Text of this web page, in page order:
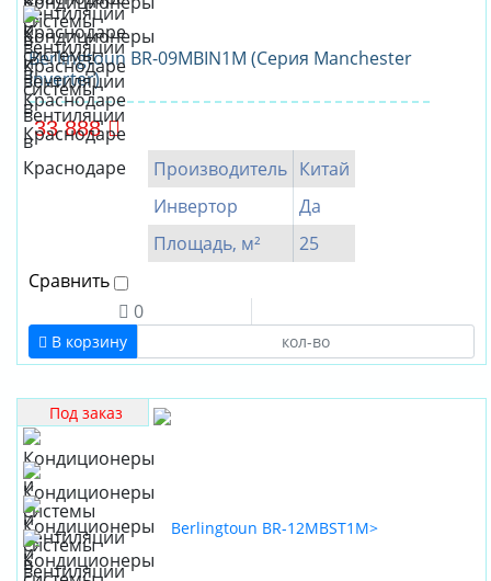
Berlingtoun BR-09MBIN1M (Серия Manchester
Inverter)
33 888
Производитель Китай
Инвертор
Да
Площадь, м²
25
Сравнить
0
В корзину
Под заказ